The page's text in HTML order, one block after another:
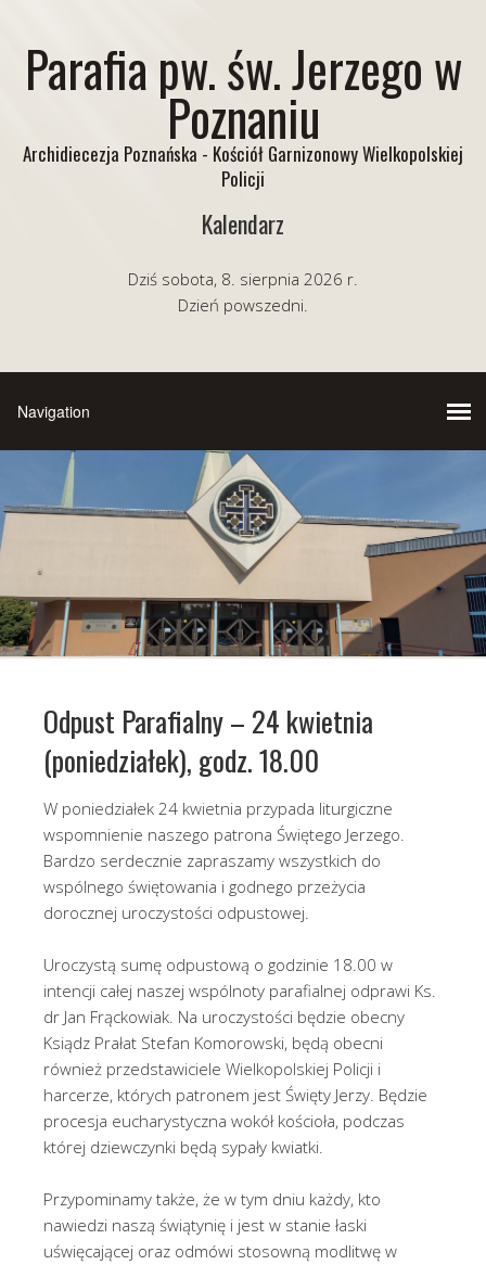
Parafia pw. św. Jerzego w
Poznaniu
Archidiecezja Poznańska - Kościół Garnizonowy Wielkopolskiej
Policji
Kalendarz
Dziś sobota, 8. sierpnia 2026 r.
Dzień powszedni.
Odpust Parafialny – 24 kwietnia
(poniedziałek), godz. 18.00
W poniedziałek 24 kwietnia przypada liturgiczne
wspomnienie naszego patrona Świętego Jerzego.
Bardzo serdecznie zapraszamy wszystkich do
wspólnego świętowania i godnego przeżycia
dorocznej uroczystości odpustowej.
Uroczystą sumę odpustową o godzinie 18.00 w
intencji całej naszej wspólnoty parafialnej odprawi Ks.
dr Jan Frąckowiak. Na uroczystości będzie obecny
Ksiądz Prałat Stefan Komorowski, będą obecni
również przedstawiciele Wielkopolskiej Policji i
harcerze, których patronem jest Święty Jerzy. Będzie
procesja eucharystyczna wokół kościoła, podczas
której dziewczynki będą sypały kwiatki.
Przypominamy także, że w tym dniu każdy, kto
nawiedzi naszą świątynię i jest w stanie łaski
uświęcającej oraz odmówi stosowną modlitwę w